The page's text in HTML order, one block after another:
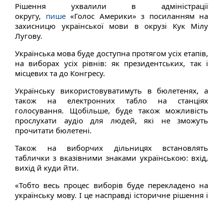
Рішення ухвалили в адміністрації
округу, пише«Голос Америки» з посиланням на
захисницю української мови в окрузі Кук Мілу
Лугову.
Українська мова буде доступна протягом усіх етапів,
на виборах усіх рівнів: як президентських, так і
місцевих та до Конгресу.
Українську використовуватимуть в бюлетенях, а
також на електронних табло на станціях
голосування. Щобільше, буде також можливість
прослухати аудіо для людей, які не зможуть
прочитати бюлетені.
Також на виборчих дільницях встановлять
таблички з вказівними знаками українською: вхід,
вихід й куди йти.
«Тобто весь процес виборів буде перекладено на
українську мову. І це насправді історичне рішення і